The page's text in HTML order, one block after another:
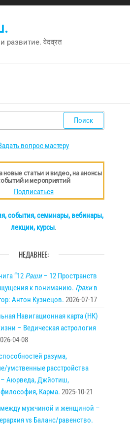
развитие. वेदव्रत
вопрос мастеру
новые статьи и видео, на анонсы
и мероприятий
Подписаться
события, семинары, вебинары,
лекции, курсы.
НЕДАВНЕЕ:
“12 Раши– 12 Пространств
к пониманию. Грахив
Антон Кузнецов. 2026-07-17
Навигационная карта (НК)
– Ведическая астрология
04-08
разума,
умственные расстройства
Аюрведа, Джйотиш,
философия, Карма. 2025-10-21
мужчиной и женщиной –
vs Баланс/равенство.